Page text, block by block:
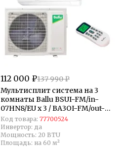
112 000 ₽137 990 ₽
Мультисплит система на 3
комнаты Ballu BSUI-FM/in-
07HN8/EU x 3 / BA3OI-FM/out-
21HN8/EU
Код товара: 77700524
Инвертор: да
Мощность: 20 BTU
Площадь: на 60 м²